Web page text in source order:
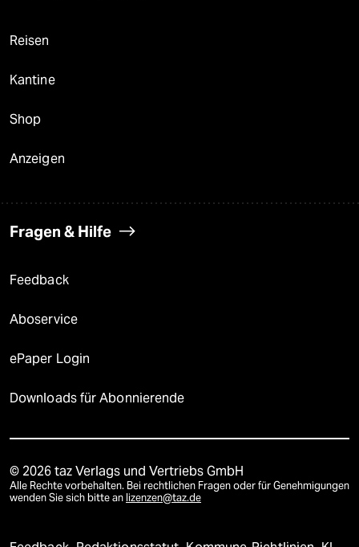
Reisen
Kantine
Shop
Anzeigen
Fragen & Hilfe
Feedback
Aboservice
ePaper Login
Downloads für Abonnierende
© 2026 taz Verlags und Vertriebs GmbH
Alle Rechte vorbehalten. Bei rechtlichen Fragen oder für Genehmigungen
wenden Sie sich bitte an lizenzen@taz.de